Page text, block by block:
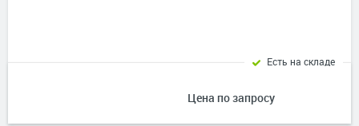
Цена по запросу
Есть на складе